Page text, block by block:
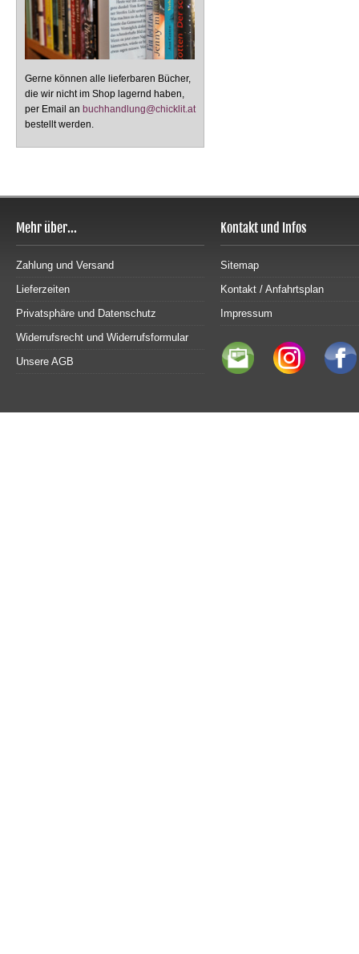
Gerne können alle lieferbaren Bücher,
die wir nicht im Shop lagernd haben,
per Email an buchhandlung@chicklit.at
bestellt werden.
Mehr über...
Zahlung und Versand
Lieferzeiten
Privatsphäre und Datenschutz
Widerrufsrecht und Widerrufsformular
Unsere AGB
Kontakt und Infos
Sitemap
Kontakt / Anfahrtsplan
Impressum